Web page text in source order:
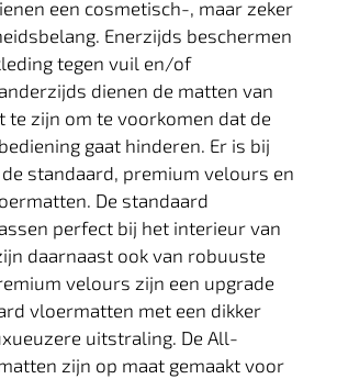
een cosmetisch-, maar zeker
Enerzijds beschermen
tegen vuil en/of
dienen de matten van
te zijn om te voorkomen dat de
gaat hinderen. Er is bij
standaard, premium velours en
De standaard
perfect bij het interieur van
daarnaast ook van robuuste
velours zijn een upgrade
vloermatten met een dikker
uitstraling. De All-
zijn op maat gemaakt voor